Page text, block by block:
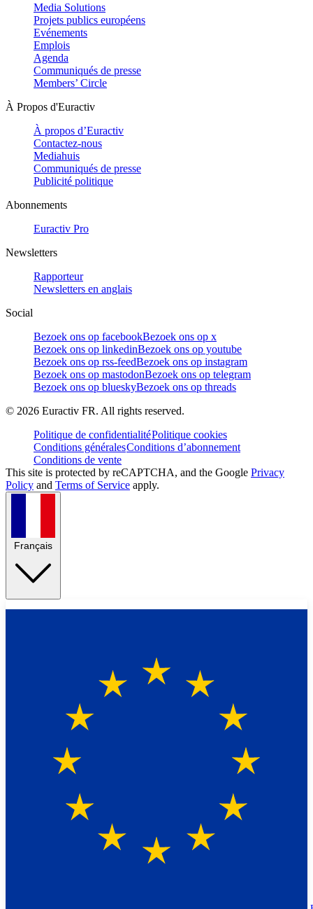
Media Solutions
Projets publics européens
Evénements
Emplois
Agenda
Communiqués de presse
Members’ Circle
À Propos d'Euractiv
À propos d’Euractiv
Contactez-nous
Mediahuis
Communiqués de presse
Publicité politique
Abonnements
Euractiv Pro
Newsletters
Rapporteur
Newsletters en anglais
Social
Bezoek ons op facebookBezoek ons op x
Bezoek ons op linkedinBezoek ons op youtube
Bezoek ons op rss-feedBezoek ons op instagram
Bezoek ons op mastodonBezoek ons op telegram
Bezoek ons op blueskyBezoek ons op threads
© 2026 Euractiv FR. All rights reserved.
Politique de confidentialitéPolitique cookies
Conditions généralesConditions d’abonnement
Conditions de vente
This site is protected by reCAPTCHA, and the Google Privacy
Policy and Terms of Service apply.
Français